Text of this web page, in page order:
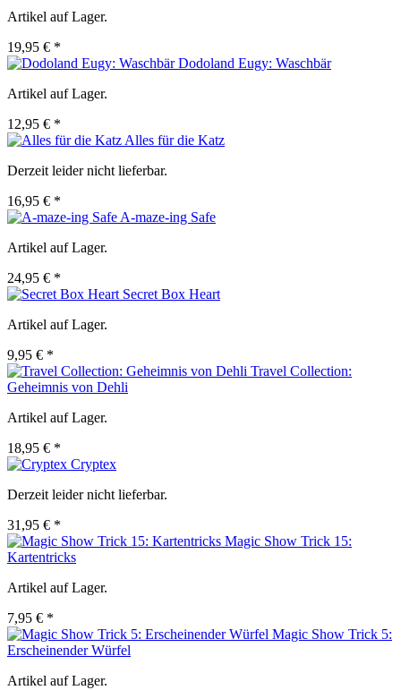
Artikel auf Lager.
19,95 € *
Dodoland Eugy: Waschbär
Artikel auf Lager.
12,95 € *
Alles für die Katz
Derzeit leider nicht lieferbar.
16,95 € *
A-maze-ing Safe
Artikel auf Lager.
24,95 € *
Secret Box Heart
Artikel auf Lager.
9,95 € *
Travel Collection:
Geheimnis von Dehli
Artikel auf Lager.
18,95 € *
Cryptex
Derzeit leider nicht lieferbar.
31,95 € *
Magic Show Trick 15:
Kartentricks
Artikel auf Lager.
7,95 € *
Magic Show Trick 5:
Erscheinender Würfel
Artikel auf Lager.